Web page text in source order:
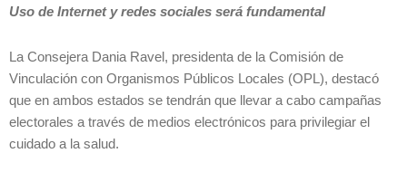
Uso de Internet y redes sociales será fundamental
La Consejera Dania Ravel, presidenta de la Comisión de
Vinculación con Organismos Públicos Locales (OPL), destacó
que en ambos estados se tendrán que llevar a cabo campañas
electorales a través de medios electrónicos para privilegiar el
cuidado a la salud.